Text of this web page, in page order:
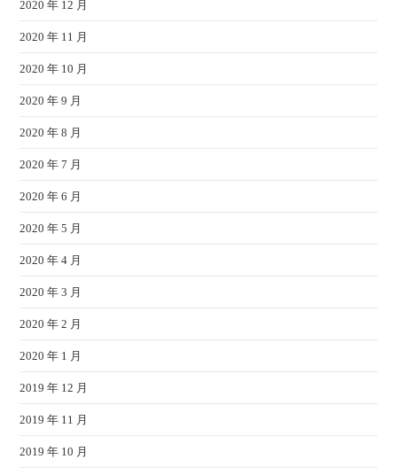
2020 年 12 月
2020 年 11 月
2020 年 10 月
2020 年 9 月
2020 年 8 月
2020 年 7 月
2020 年 6 月
2020 年 5 月
2020 年 4 月
2020 年 3 月
2020 年 2 月
2020 年 1 月
2019 年 12 月
2019 年 11 月
2019 年 10 月